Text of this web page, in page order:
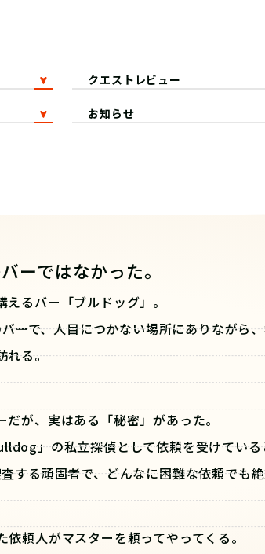
クエストレビュー
お知らせ
ーではなかった。
るバー「ブルドッグ」。
ーで、人目につかない場所にありながら
れる。
が、実はある「秘密」があった。
」の私立探偵として依頼を受けている
する頑固者で、どんなに困難な依頼でも
頼人がマスターを頼ってやってくる。